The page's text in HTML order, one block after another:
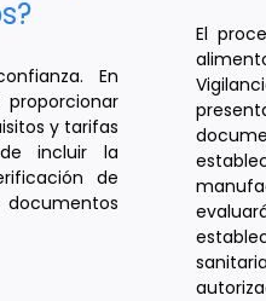
En
y tarifas
incluir la
de
El